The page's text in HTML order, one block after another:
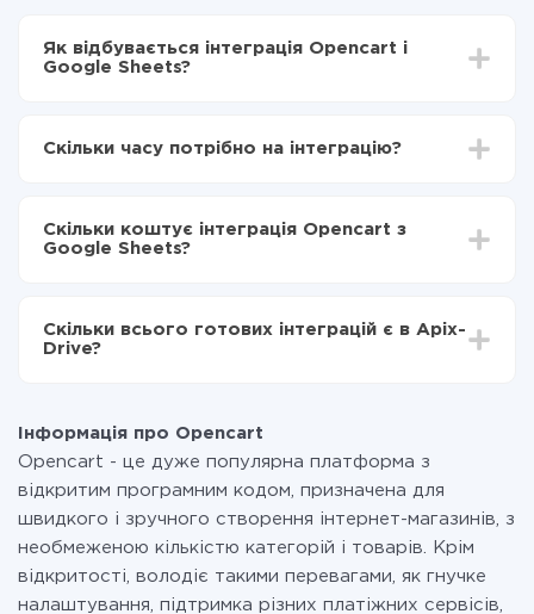
Як відбувається інтеграція Opencart і
Google Sheets?
Вибираєте які дані передавати з Opencart в
Тепер дані будуть автоматично передаватися з
Opencart в Google Sheets
Скільки часу потрібно на інтеграцію?
становити від 5-ти до 30-хвилин. У середньому
налаштування займає 10-15 хвилин.
Скільки коштує інтеграція Opencart з
Google Sheets?
Ви оплачуєте лише кількість даних, які за фактом
передаються з однієї вашої системи в іншу через
при необхідності. Детальніше про
Скільки всього готових інтеграцій є в Apix-
Drive?
Інформація про Opencart
Opencart - це дуже популярна платформа з
відкритим програмним кодом, призначена для
швидкого і зручного створення інтернет-магазинів, з
необмеженою кількістю категорій і товарів. Крім
відкритості, володіє такими перевагами, як гнучке
налаштування, підтримка різних платіжних сервісів,